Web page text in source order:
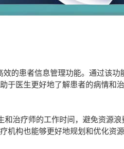
的患者信息管理功能。通过该
于医生更好地了解患者的病情和
和治疗师的工作时间，避免资源
构也能够更好地规划和优化资源